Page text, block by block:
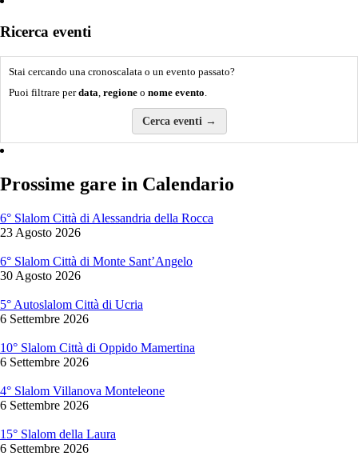
Ricerca eventi
Stai cercando una cronoscalata o un evento passato?
Puoi filtrare perdata regione o nome evento
Cerca eventi →
Prossime gare in Calendario
6° Slalom Città di Alessandria della Rocca
23 Agosto 2026
6° Slalom Città di Monte Sant’Angelo
30 Agosto 2026
5° Autoslalom Città di Ucria
6 Settembre 2026
10° Slalom Città di Oppido Mamertina
6 Settembre 2026
4° Slalom Villanova Monteleone
6 Settembre 2026
15° Slalom della Laura
6 Settembre 2026